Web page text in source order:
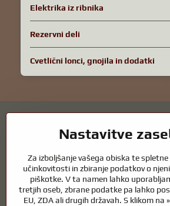
Elektrika iz ribnika
Rezervni deli
Cvetlični lonci, gnojila in dodatki
Vrtni ribniki in oprema
Vrtni ribniki so čudovit dodatek k vsaki
zdrav ribnik skozi vse leto. Enako
Nastavitve
Za izboljšanje vašega obiska te
učinkovitosti in zbiranje podatkov o
piškotke. V ta namen lahko
tretjih oseb, zbrane podatke pa lahko
EU, ZDA ali drugih državah. S klikom na